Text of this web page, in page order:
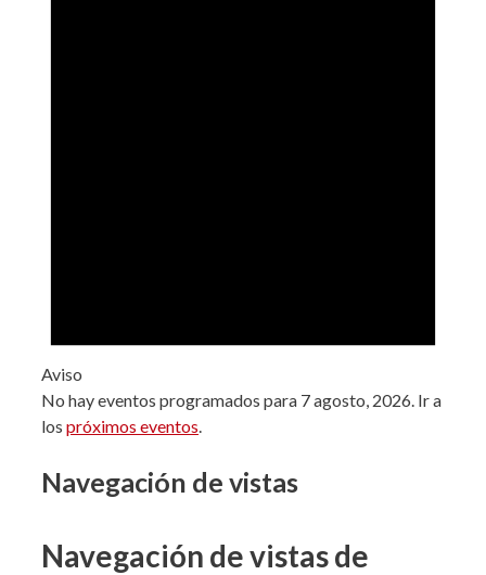
Aviso
No hay eventos programados para 7 agosto, 2026. Ir a
los próximos eventos.
Navegación de vistas
Navegación de vistas de